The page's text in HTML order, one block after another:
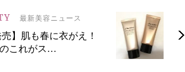
最新美容ニュース
売】肌も春に衣がえ！
これがス…